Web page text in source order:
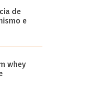
de
e
whey